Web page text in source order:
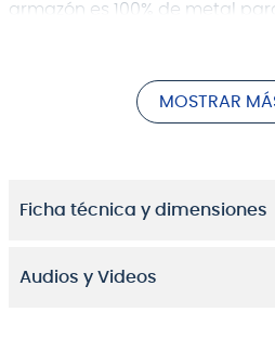
armazón es 100% de metal
vocalista, desarrollado para
Diseño avanzado con
Bobina compensadora
MOSTRAR
Ficha técnica y dimensiones
Audios y Videos